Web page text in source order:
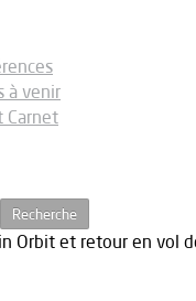
à venir
Carnet
Orbit et retour en vol